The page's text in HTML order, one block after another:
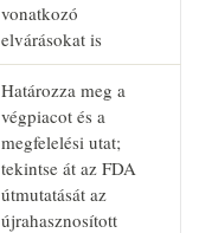
vonatkozó
elvárásokat is
Határozza meg a
végpiacot és a
megfelelési utat;
tekintse át az FDA
útmutatását az
újrahasznosított